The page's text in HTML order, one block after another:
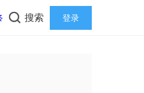
搜索 登录